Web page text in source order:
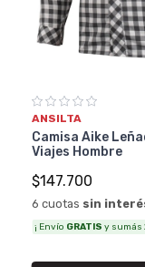
ANSILTA
Camisa Aike
Viajes Hombre
$147.700
6 cuotas sin
¡ Envío GRATIS y sumás